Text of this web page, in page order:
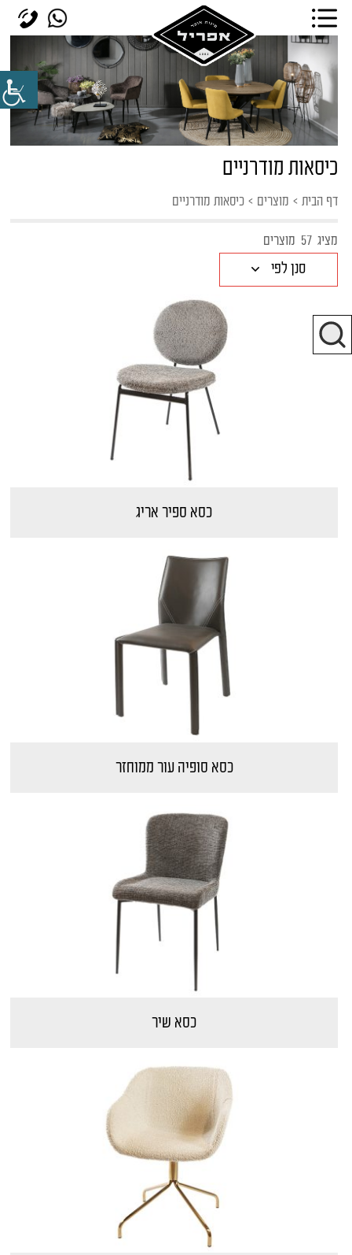
כיסאות מודרניים
דף הבית > מוצרים > כיסאות מודרניים
מציג 57 מוצרים
סנן לפי
כיסאות כפריים
כיסאות מודרניים
כיסאות מרופדים לפינת אוכל
כסאות צבעוניים לפינת אוכל
כסאות קטיפה לפינת אוכל
כסא ספיר אריג
כסא סופיה עור ממוחזר
כסא שיר